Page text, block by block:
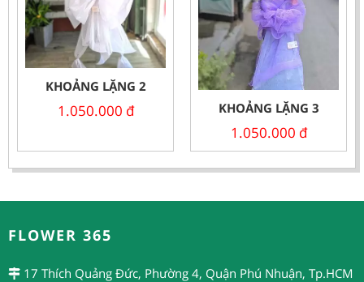
KHOẢNG LẶNG 2
1.050.000 đ KHOẢNG LẶNG 3
1.050.000 đ
FLOWER 365
17 Thích Quảng Đức, Phường 4, Quận Phú Nhuận, Tp.HCM